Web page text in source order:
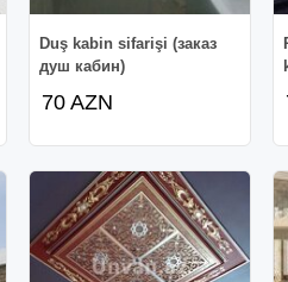
Duş kabin sifarişi (заказ
душ кабин)
70 AZN